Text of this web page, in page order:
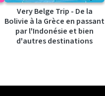
Very Belge Trip - De la
Bolivie à la Grèce en passant
par l'Indonésie et bien
d'autres destinations